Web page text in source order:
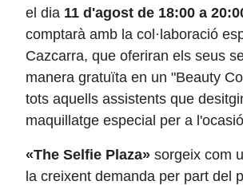
el dia 11 d'agost de 18:00 a
comptarà amb la col·laboració
Cazcarra, que oferiran els seus
manera gratuïta en un "Beauty
tots aquells assistents que
maquillatge especial per a
«The Selfie Plaza» sorgeix com
la creixent demanda per part del